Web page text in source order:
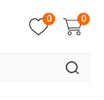
0 0